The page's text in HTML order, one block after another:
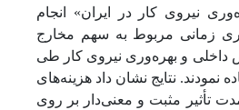
نیروی کار در ایران» انجام
زمانی مربوط به سهم مخارج
داخلی و بهره‌وری نیروی کار طی
1351 استفاده نمودند. نتایج نشان داد هزینه‌های
تأثیر مثبت و معنی‌دار بر روی